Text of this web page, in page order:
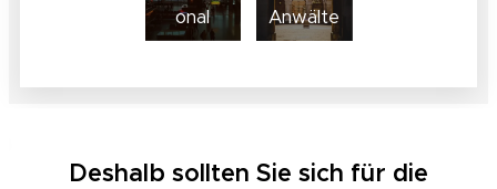
onal
Anwälte
Deshalb sollten Sie sich für die